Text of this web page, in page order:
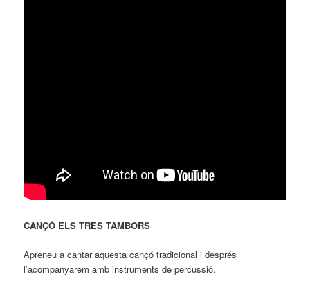
CANÇÓ ELS TRES TAMBORS
Apreneu a cantar aquesta cançó tradicional i després
l’acompanyarem amb instruments de percussió.